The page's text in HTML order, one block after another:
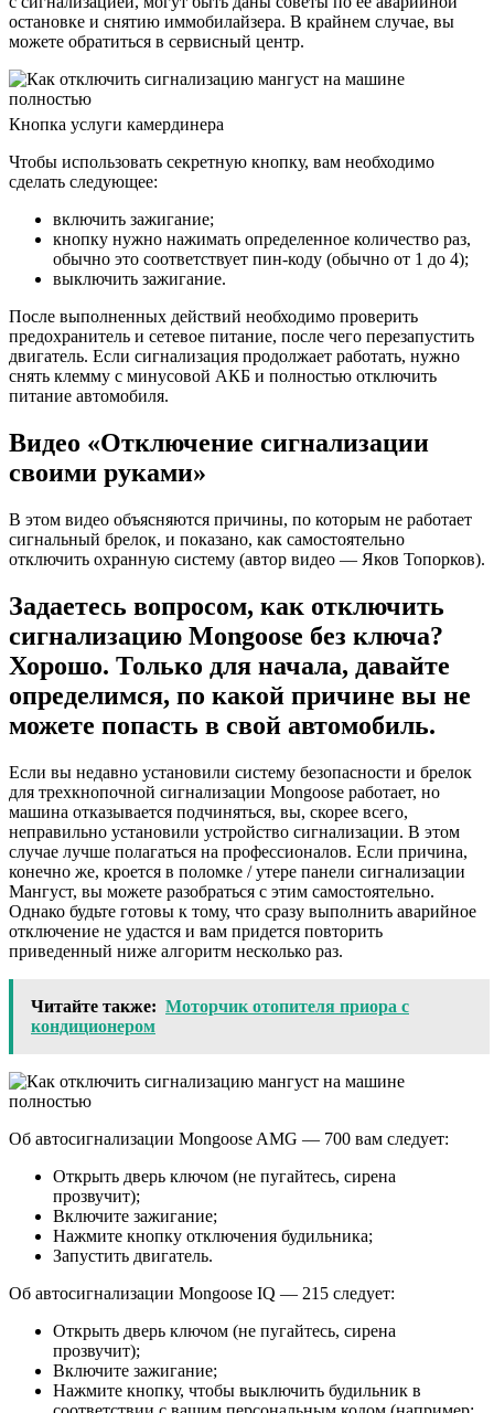
остановке и снятию иммобилайзера. В крайнем случае, вы
можете обратиться в сервисный центр.
Кнопка услуги камердинера
Чтобы использовать секретную кнопку, вам необходимо
сделать следующее:
включить зажигание;
кнопку нужно нажимать определенное количество раз,
обычно это соответствует пин-коду (обычно от 1 до 4);
выключить зажигание.
После выполненных действий необходимо проверить
предохранитель и сетевое питание, после чего перезапустить
двигатель. Если сигнализация продолжает работать, нужно
снять клемму с минусовой АКБ и полностью отключить
питание автомобиля.
Видео «Отключение сигнализации
своими руками»
В этом видео объясняются причины, по которым не работает
сигнальный брелок, и показано, как самостоятельно
отключить охранную систему (автор видео — Яков Топорков).
Задаетесь вопросом, как отключить
сигнализацию Mongoose без ключа?
Хорошо. Только для начала, давайте
определимся, по какой причине вы не
можете попасть в свой автомобиль.
Если вы недавно установили систему безопасности и брелок
для трехкнопочной сигнализации Mongoose работает, но
машина отказывается подчиняться, вы, скорее всего,
неправильно установили устройство сигнализации. В этом
случае лучше полагаться на профессионалов. Если причина,
конечно же, кроется в поломке / утере панели сигнализации
Мангуст, вы можете разобраться с этим самостоятельно.
Однако будьте готовы к тому, что сразу выполнить аварийное
отключение не удастся и вам придется повторить
приведенный ниже алгоритм несколько раз.
Читайте также: Моторчик отопителя приора с
кондиционером
Об автосигнализации Mongoose AMG — 700 вам следует:
Открыть дверь ключом (не пугайтесь, сирена
прозвучит);
Включите зажигание;
Нажмите кнопку отключения будильника;
Запустить двигатель.
Об автосигнализации Mongoose IQ — 215 следует:
Открыть дверь ключом (не пугайтесь, сирена
прозвучит);
Включите зажигание;
Нажмите кнопку, чтобы выключить будильник в